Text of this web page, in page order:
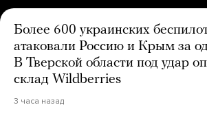
Более 600 украинских
атаковали Россию и Крым за
В Тверской области под удар
склад Wildberries
3 часа назад